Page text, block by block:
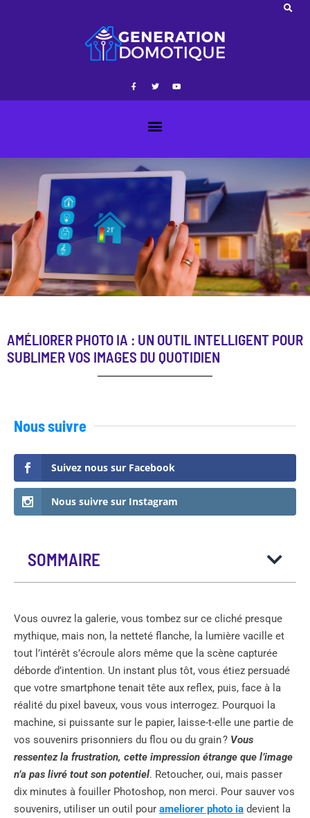
AMÉLIORER PHOTO IA : UN OUTIL INTELLIGENT POUR
SUBLIMER VOS IMAGES DU QUOTIDIEN
Nous suivre
Suivez nous sur Facebook
Nous suivre sur Instagram
SOMMAIRE
Vous ouvrez la galerie, vous tombez sur ce cliché presque
mythique, mais non, la netteté flanche, la lumière vacille et
tout l’intérêt s’écroule alors même que la scène capturée
déborde d’intention. Un instant plus tôt, vous étiez persuadé
que votre smartphone tenait tête aux reflex, puis, face à la
réalité du pixel baveux, vous vous interrogez. Pourquoi la
machine, si puissante sur le papier, laisse-t-elle une partie de
vos souvenirs prisonniers du flou ou du grain ? Vous
ressentez la frustration, cette impression étrange que l’image
n’a pas livré tout son potentiel. Retoucher, oui, mais passer
dix minutes à fouiller Photoshop, non merci. Pour sauver vos
souvenirs, utiliser un outil pour ameliorer photo ia​ devient la